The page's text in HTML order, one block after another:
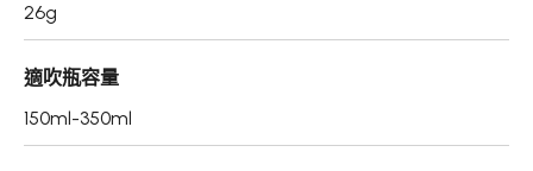
26g
適吹瓶容量
150ml-350ml
應用領域
永續發展